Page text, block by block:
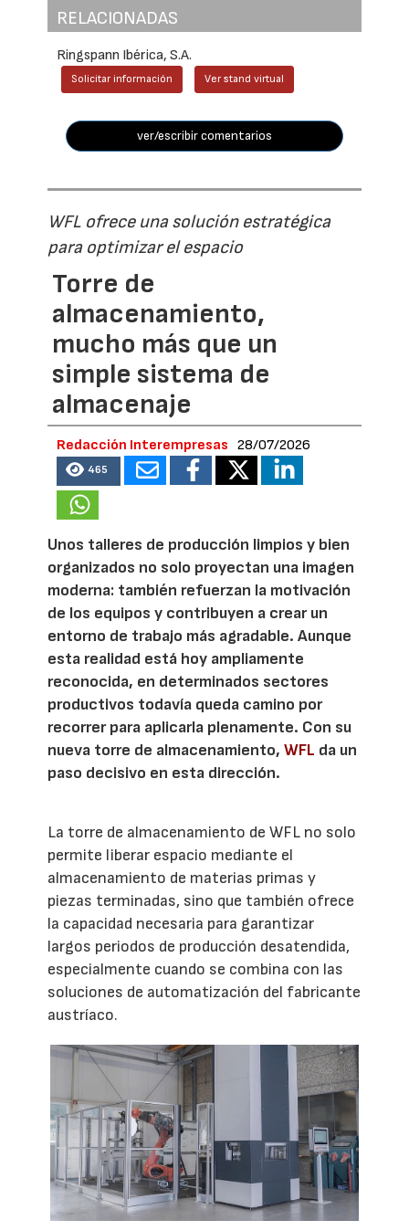
RELACIONADAS
Ringspann Ibérica, S.A.
Solicitar información Ver stand virtual
ver/escribir comentarios
WFL ofrece una solución estratégica
para optimizar el espacio
Torre de
almacenamiento,
mucho más que un
simple sistema de
almacenaje
Redacción Interempresas 28/07/2026
465
Unos talleres de producción limpios y bien
organizados no solo proyectan una imagen
moderna: también refuerzan la motivación
de los equipos y contribuyen a crear un
entorno de trabajo más agradable. Aunque
esta realidad está hoy ampliamente
reconocida, en determinados sectores
productivos todavía queda camino por
recorrer para aplicarla plenamente. Con su
nueva torre de almacenamiento,WFL da un
paso decisivo en esta dirección.
La torre de almacenamiento de WFL no solo
permite liberar espacio mediante el
almacenamiento de materias primas y
piezas terminadas, sino que también ofrece
la capacidad necesaria para garantizar
largos periodos de producción desatendida,
especialmente cuando se combina con las
soluciones de automatización del fabricante
austríaco.